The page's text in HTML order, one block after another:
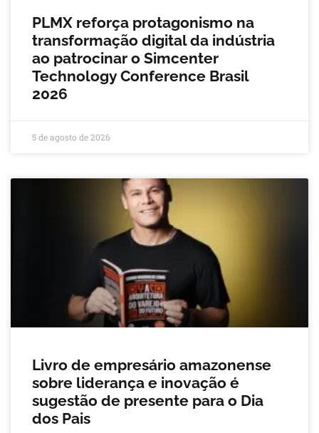
PLMX reforça protagonismo na
transformação digital da indústria
ao patrocinar o Simcenter
Technology Conference Brasil
2026
5 de agosto de 2026
Livro de empresário amazonense
sobre liderança e inovação é
sugestão de presente para o Dia
dos Pais